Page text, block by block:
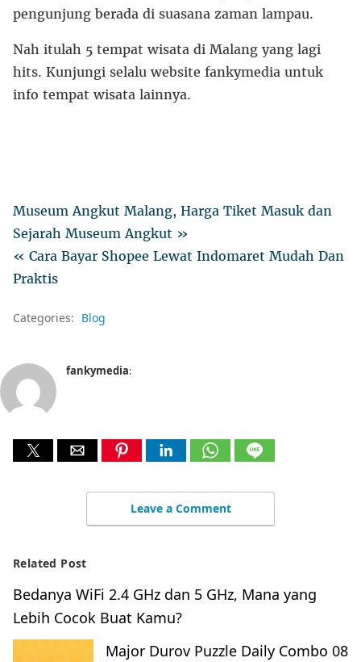
pengunjung berada di suasana zaman lampau.
Nah itulah 5 tempat wisata di Malang yang lagi
hits. Kunjungi selalu website fankymedia untuk
info tempat wisata lainnya.
Museum Angkut Malang, Harga Tiket Masuk dan
Sejarah Museum Angkut »
« Cara Bayar Shopee Lewat Indomaret Mudah Dan
Praktis
Categories: Blog
fankymedia:
Leave a Comment
Related Post
Bedanya WiFi 2.4 GHz dan 5 GHz, Mana yang
Lebih Cocok Buat Kamu?
Major Durov Puzzle Daily Combo 08